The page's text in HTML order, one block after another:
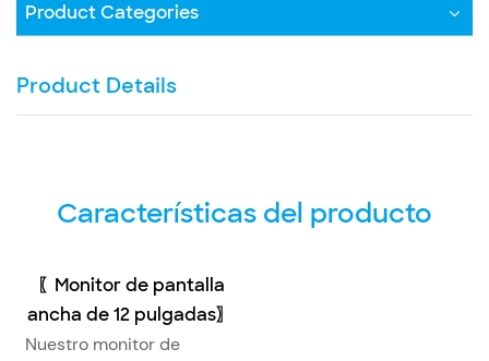
Product Categories
Product Details
Características del producto
〖Monitor de pantalla
ancha de 12 pulgadas〗
Nuestro monitor de